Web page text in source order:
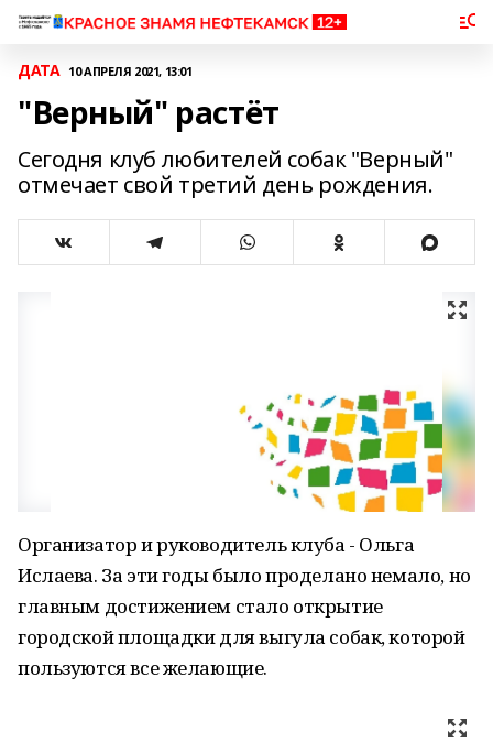
ДАТА 10 АПРЕЛЯ 2021, 13:01
"Верный" растёт
Сегодня клуб любителей собак "Верный"
отмечает свой третий день рождения.
Организатор и руководитель клуба - Ольга
Ислаева. За эти годы было проделано немало, но
главным достижением стало открытие
городской площадки для выгула собак, которой
пользуются все желающие.